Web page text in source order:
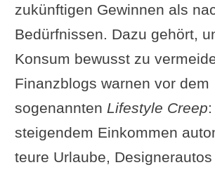
zukünftigen Gewinnen als
Bedürfnissen. Dazu gehört,
Konsum bewusst zu
Finanzblogs warnen vor dem
sogenannten Lifestyle Creep
steigendem Einkommen
teure Urlaube, Designerautos